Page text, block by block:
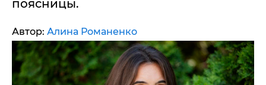
поясницы.
Автор: Алина Романенко